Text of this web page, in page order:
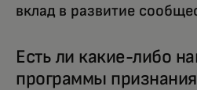
вклад в развитие
Есть ли какие-либо
программы